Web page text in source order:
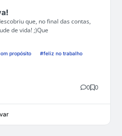
que, no final das contas,
de vida! ;)Que
propósito #feliz no trabalho
0 0